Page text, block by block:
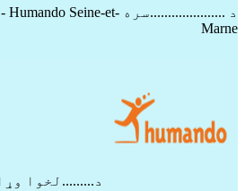
د .....................سره Humando Seine-et-
Marne
د.........لخوا